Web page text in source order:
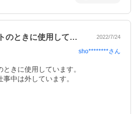
通勤とプライベートのときに使用していま… 2022/7/24
sho********さん
きに使用しています。
中は外しています。